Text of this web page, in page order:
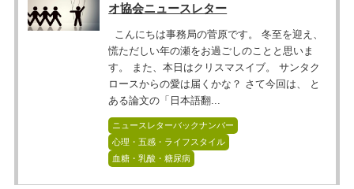
オ協会ニュースレター
こんにちは事務局の菅原です。 冬至を迎え、
慌ただしい年の瀬をお過ごしのことと思いま
す。 また、本日はクリスマスイブ。 サンタク
ロースからの愛は届くかな？ さて今回は、 と
ある論文の「日本語翻...
ニュースレターバックナンバー
心理・五感・ライフスタイル
血糖・乳酸・糖尿病